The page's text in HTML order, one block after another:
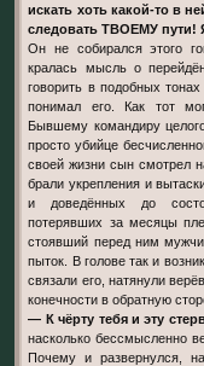
искать хоть какой-то в
следовать ТВОЕМУ пути!
Он не собирался этого
кралась мысль о
говорить в подобных
понимал его. Как тот
Бывшему командиру
просто убийце
своей жизни сын смотрел
брали укрепления и
и доведённых до
потерявших за месяцы
стоявший перед ним
пыток. В голове так и
связали его, натянули
конечности в обратную
— К чёрту тебя и эту
насколько бессмысленно
Почему и развернулся,